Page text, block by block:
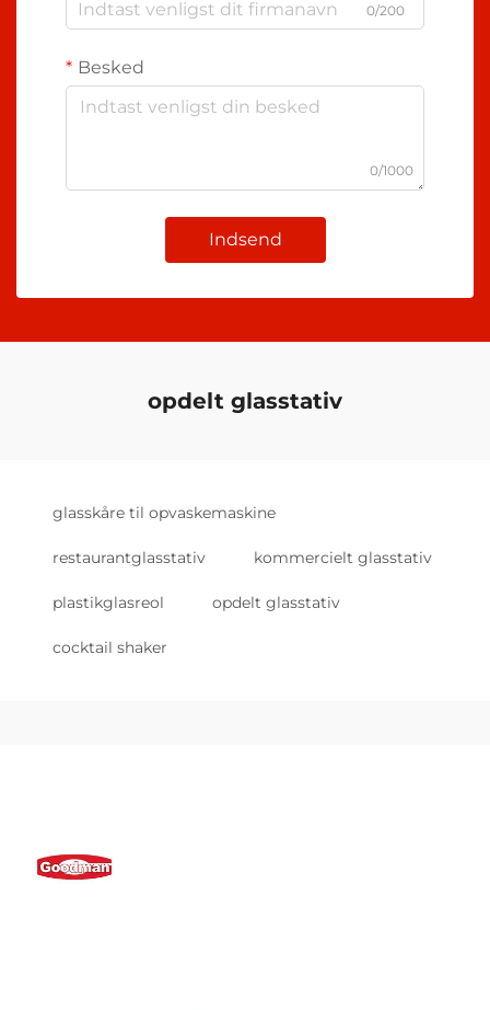
0/200
Besked
0/1000
Indsend
opdelt glasstativ
glasskåre til opvaskemaskine
restaurantglasstativ kommercielt glasstativ
plastikglasreol opdelt glasstativ
cocktail shaker